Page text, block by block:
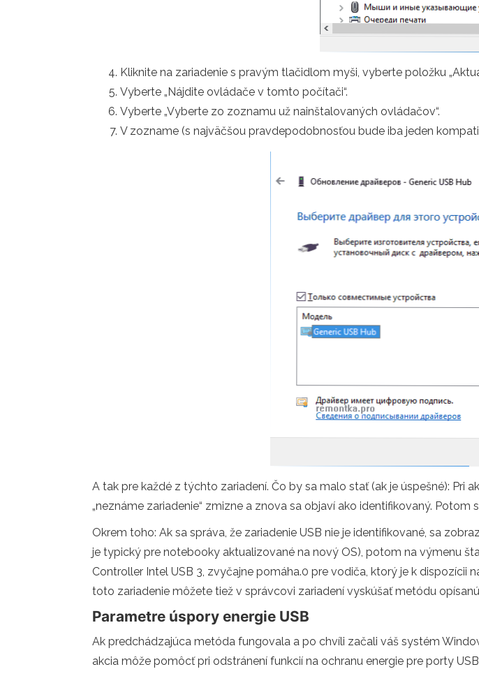
Kliknite na zariadenie s pravým tlačidlom myši, vyberte položku
Vyberte „Nájdite ovládače v tomto počítači“.
Vyberte „Vyberte zo zoznamu už nainštalovaných ovládačov“.
V zozname (s najväčšou pravdepodobnosťou bude iba jeden
A tak pre každé z týchto zariadení. Čo by sa malo stať (ak je úspešné):
„neznáme zariadenie“ zmizne a znova sa objaví ako identifikovaný.
Okrem toho: Ak sa správa, že zariadenie USB nie je identifikované, sa
je typický pre notebooky aktualizované na nový OS), potom na výmenu
Controller Intel USB 3, zvyčajne pomáha.0 pre vodiča, ktorý je k
toto zariadenie môžete tiež v správcovi zariadení vyskúšať metódu
Parametre úspory energie USB
Ak predchádzajúca metóda fungovala a po chvíli začali váš systém
akcia môže pomôcť pri odstránení funkcií na ochranu energie pre porty